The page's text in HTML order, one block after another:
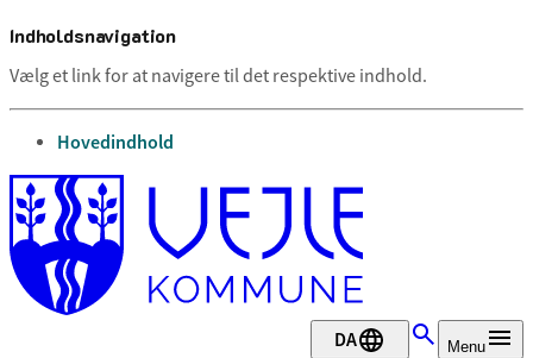
Indholdsnavigation
Vælg et link for at navigere til det respektive indhold.
gå til
Hovedindhold
DA Menu